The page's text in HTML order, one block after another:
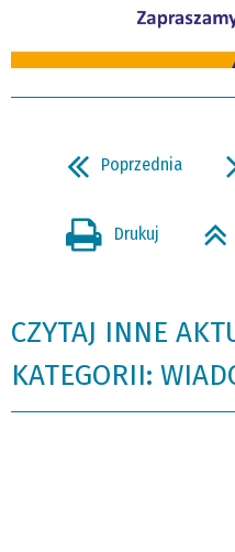
Poprzednia
Drukuj
CZYTAJ INNE
KATEGORII: